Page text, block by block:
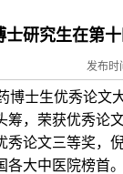
士研究生在第
发布时
博士生优秀论
，荣获优秀论
论文三等奖，
各大中医院榜首